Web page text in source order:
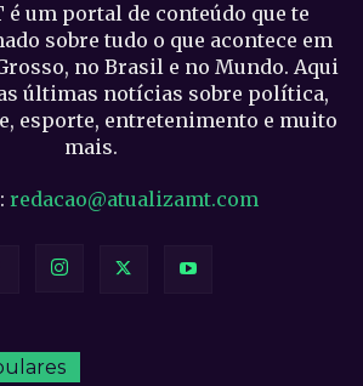
é um portal de conteúdo que te
sobre tudo o que acontece em
no Brasil e no Mundo. Aqui
últimas notícias sobre política,
esporte, entretenimento e muito
mais.
redacao@atualizamt.com